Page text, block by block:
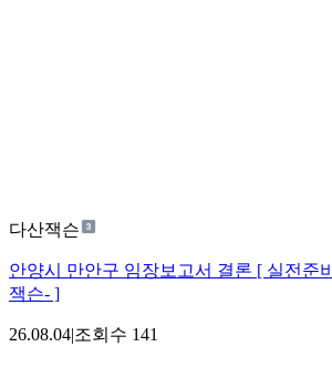
다산잭슨
안양시 만안구 임장보고서 결론 [ 실전준
잭슨- ]
26.08.04|조회수 141